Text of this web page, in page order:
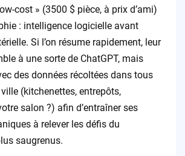
cost » (3500 $ pièce, à prix d’ami)
: intelligence logicielle avant
Si l’on résume rapidement, leur
à une sorte de ChatGPT, mais
des données récoltées dans tous
(kitchenettes, entrepôts,
salon ?) afin d’entraîner ses
à relever les défis du
saugrenus.